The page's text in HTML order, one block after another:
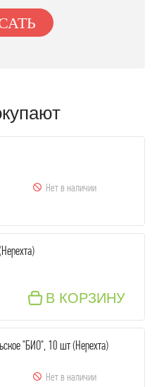
Нет в наличии
В КОРЗИНУ
"БИО", 10 шт (Нерехта)
Нет в наличии